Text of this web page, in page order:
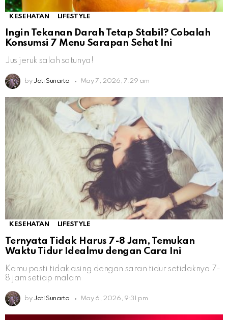
KESEHATAN LIFESTYLE
Ingin Tekanan Darah Tetap Stabil? Cobalah
Konsumsi 7 Menu Sarapan Sehat Ini
Jus jeruk salah satunya!
by Jati Sunarto May 7, 2026, 7:29 am
KESEHATAN LIFESTYLE
Ternyata Tidak Harus 7-8 Jam, Temukan
Waktu Tidur Idealmu dengan Cara Ini
Kamu pasti tidak asing dengan saran tidur setidaknya 7-
8 jam setiap malam
by Jati Sunarto May 6, 2026, 9:31 pm